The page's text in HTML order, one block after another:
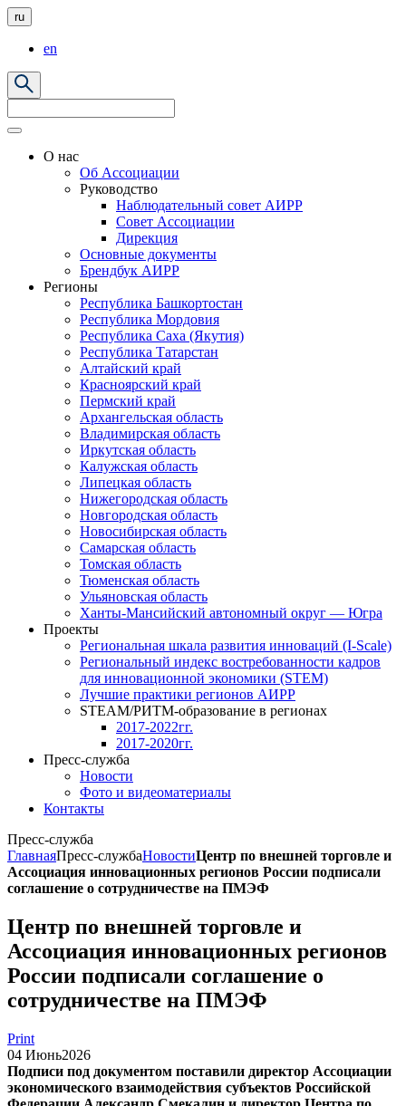
ru
en
О нас
Об Ассоциации
Руководство
Наблюдательный совет АИРР
Совет Ассоциации
Дирекция
Основные документы
Брендбук АИРР
Регионы
Республика Башкортостан
Республика Мордовия
Республика Саха (Якутия)
Республика Татарстан
Алтайский край
Красноярский край
Пермский край
Архангельская область
Владимирская область
Иркутская область
Калужская область
Липецкая область
Нижегородская область
Новгородская область
Новосибирская область
Самарская область
Томская область
Тюменская область
Ульяновская область
Ханты-Мансийский автономный округ — Югра
Проекты
Региональная шкала развития инноваций (I-Scale)
Региональный индекс востребованности кадров
для инновационной экономики (STEM)
Лучшие практики регионов АИРР
STEAM/РИТМ-образование в регионах
2017-2022гг.
2017-2020гг.
Пресс-служба
Новости
Фото и видеоматериалы
Контакты
Пресс-служба
ГлавнаяПресс-службаНовостиЦентр по внешней торговле и
Ассоциация инновационных регионов России подписали
соглашение о сотрудничестве на ПМЭФ
Центр по внешней торговле и
Ассоциация инновационных регионов
России подписали соглашение о
сотрудничестве на ПМЭФ
Print
04 Июнь2026
Подписи под документом поставили директор Ассоциации
экономического взаимодействия субъектов Российской